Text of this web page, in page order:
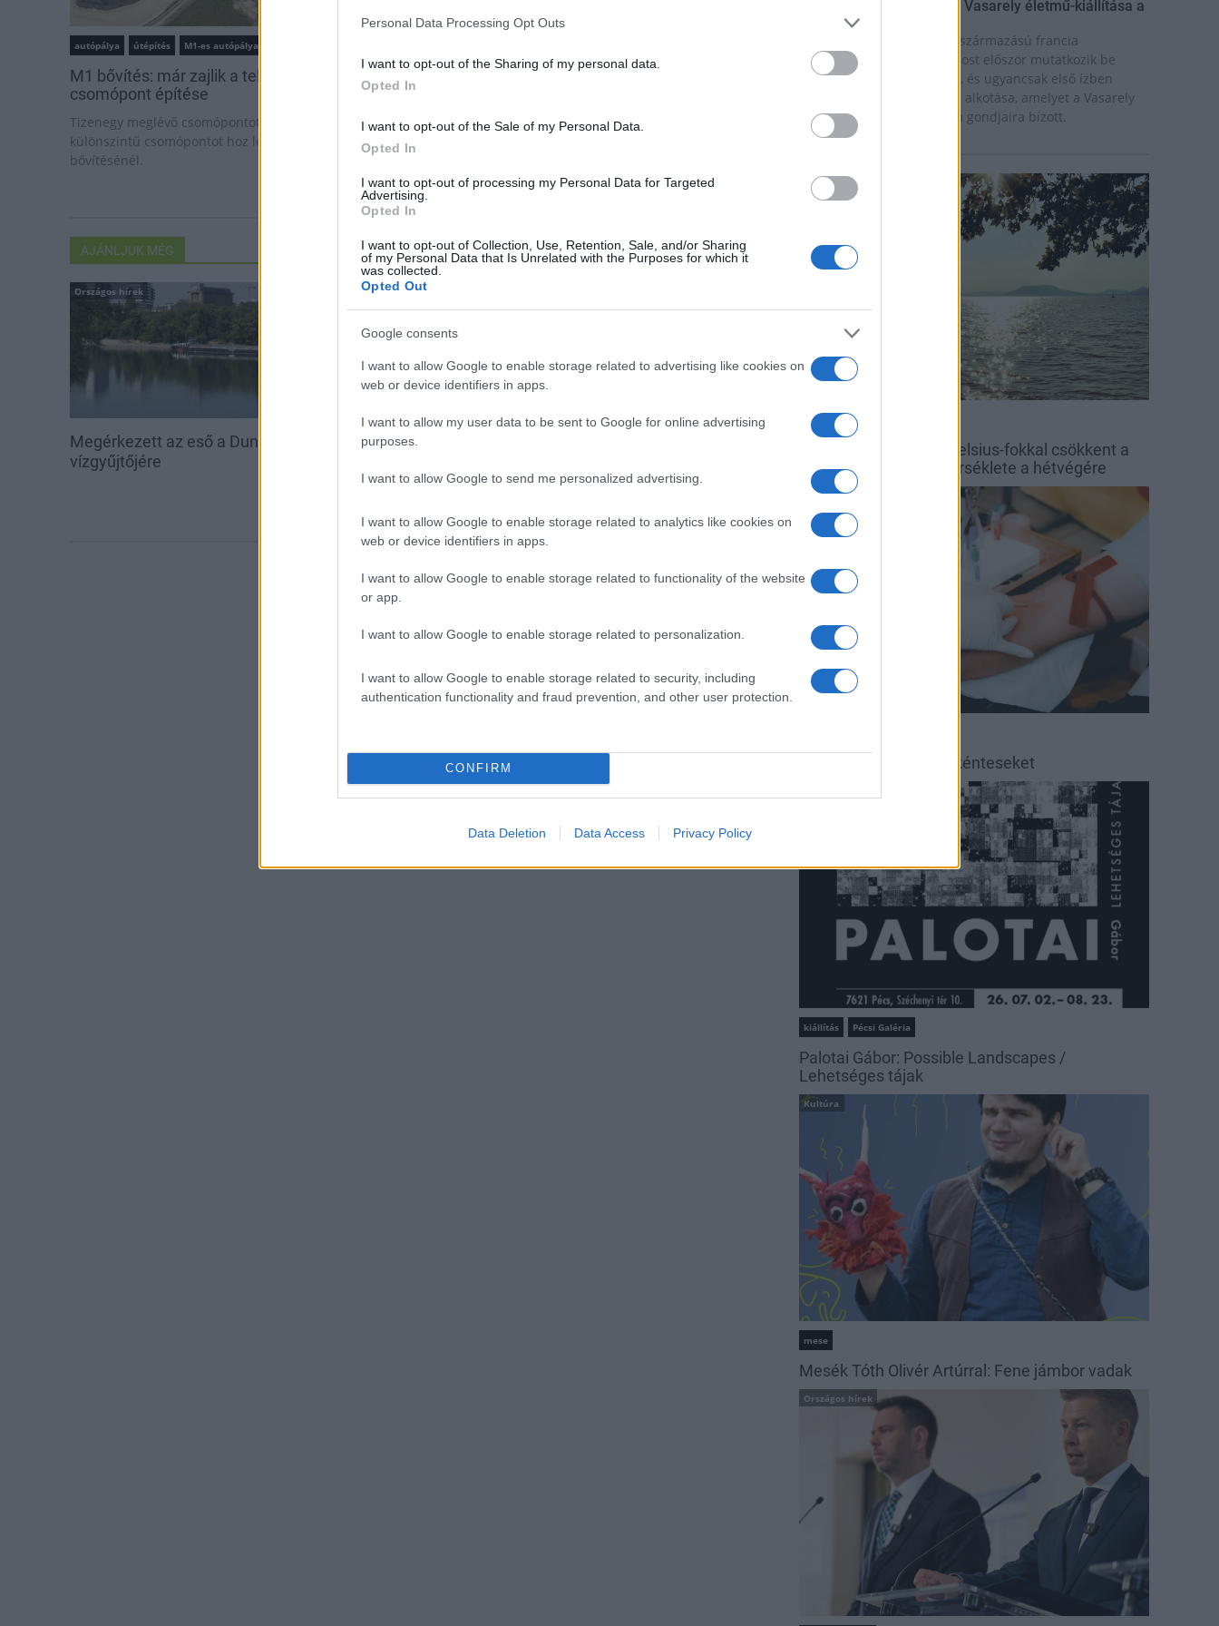
Personal Data Processing Opt Outs
I want to opt-out of the Sharing of my personal data.
Opted In
I want to opt-out of the Sale of my Personal Data.
Opted In
I want to opt-out of processing my Personal Data for Targeted
Advertising.
Opted In
I want to opt-out of Collection, Use, Retention, Sale, and/or Sharing
of my Personal Data that Is Unrelated with the Purposes for which it
was collected.
Opted Out
Google consents
I want to allow Google to enable storage related to advertising like cookies on
web or device identifiers in apps.
I want to allow my user data to be sent to Google for online advertising
purposes.
I want to allow Google to send me personalized advertising.
I want to allow Google to enable storage related to analytics like cookies on
web or device identifiers in apps.
I want to allow Google to enable storage related to functionality of the website
or app.
I want to allow Google to enable storage related to personalization.
I want to allow Google to enable storage related to security, including
authentication functionality and fraud prevention, and other user protection.
CONFIRM
Data Deletion Data Access Privacy Policy
autópálya útépítés M1-es autópálya
M1 bővítés: már zajlik a teljesen új Bicske Kelet
csomópont építése
Tizenegy meglévő csomópontot korszerűsít és négy új,
különszintű csomópontot hoz létre az MKIF az M1-es
bővítésénél.
be a Flórián téri felüljárón
mérföldköve a felülvizsgálat
AJÁNLJUK MÉG
Országos hírek
Megérkezett az eső a Duna
vízgyűjtőjére
Amire többmillióan vártunk:
csökken a riasztás
Ferenc Egyetem
zínekben élt élet - Claire Vasarely életmű-kiállítása a
Múzeum Galériában
Claire Vasarely, a magyar származású francia
alkotóművész életműve most először mutatkozik be
önállóan Magyarországon, és ugyancsak első ízben
látható együtt valamennyi alkotása, amelyet a Vasarely
házaspár a pécsi múzeum gondjaira bízott.
Országos hírek
időjárás Balaton
Egy hét alatt közel 6 Celsius-fokkal csökkent a
Balaton vizének hőmérséklete a hétvégére
Országos hírek
Véradásra kérik az önkénteseket
kiállítás Pécsi Galéria
Palotai Gábor: Possible Landscapes /
Lehetséges tájak
Kultúra
mese
Mesék Tóth Olivér Artúrral: Fene jámbor vadak
Országos hírek